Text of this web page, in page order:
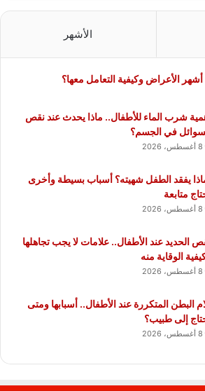
الأشهر
الأعراض وكيفية التعامل معها؟
شرب الماء للأطفال.. ماذا يحدث عند نقص
في الجسم؟
8 أغسطس، 2026
يفقد الطفل شهيته؟ أسباب بسيطة وأخرى
متابعة
8 أغسطس، 2026
الحديد عند الأطفال.. علامات لا يجب تجاهلها
الوقاية منه
8 أغسطس، 2026
البطن المتكررة عند الأطفال.. أسبابها ومتى
إلى طبيب؟
8 أغسطس، 2026